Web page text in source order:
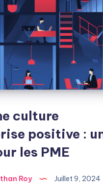
culture
positive :
les PME
Roy Juillet 9, 2024